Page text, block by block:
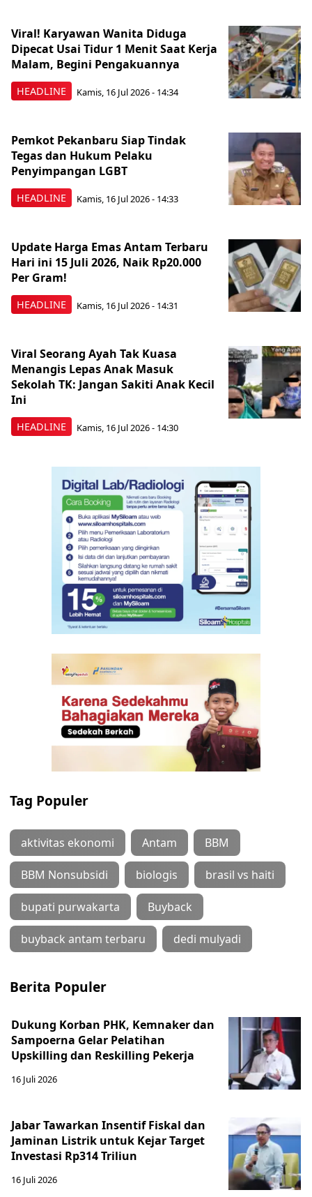
HEADLINE
Viral! Karyawan Wanita Diduga
Dipecat Usai Tidur 1 Menit Saat Kerja
Malam, Begini Pengakuannya
Kamis, 16 Jul 2026 - 14:34
HEADLINE
Pemkot Pekanbaru Siap Tindak
Tegas dan Hukum Pelaku
Penyimpangan LGBT
Kamis, 16 Jul 2026 - 14:33
HEADLINE
Update Harga Emas Antam Terbaru
Hari ini 15 Juli 2026, Naik Rp20.000
Per Gram!
Kamis, 16 Jul 2026 - 14:31
HEADLINE
Viral Seorang Ayah Tak Kuasa
Menangis Lepas Anak Masuk
Sekolah TK: Jangan Sakiti Anak Kecil
Ini
Kamis, 16 Jul 2026 - 14:30
Tag Populer
aktivitas ekonomi Antam BBM
BBM Nonsubsidi biologis brasil vs haiti
bupati purwakarta Buyback
buyback antam terbaru dedi mulyadi
Berita Populer
Dukung Korban PHK, Kemnaker dan
Sampoerna Gelar Pelatihan
Upskilling dan Reskilling Pekerja
16 Juli 2026
Jabar Tawarkan Insentif Fiskal dan
Jaminan Listrik untuk Kejar Target
Investasi Rp314 Triliun
16 Juli 2026